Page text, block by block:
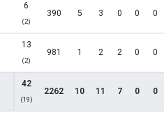
6
(2)
390 5 3 0 0 0
13
(2)
981 1 2 2 0 0
42
(19)
2262 10 11 7 0 0